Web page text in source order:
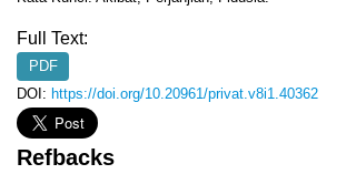
Full Text:
PDF
DOI: https://doi.org/10.20961/privat.v8i1.40362
Refbacks